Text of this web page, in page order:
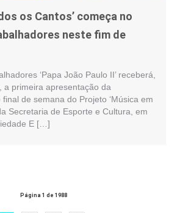
os Cantos’ começa no
neste fim de
‘Papa João Paulo II’ receberá,
a primeira apresentação da
de semana do Projeto ‘Música em
Secretaria de Esporte e Cultura, em
E […]
Página 1 de 1988